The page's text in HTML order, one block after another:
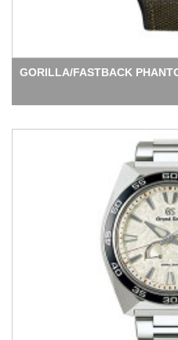
GORILLA/FASTBACK